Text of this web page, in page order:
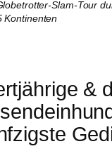
Slam-Tour
Kontinenten
&